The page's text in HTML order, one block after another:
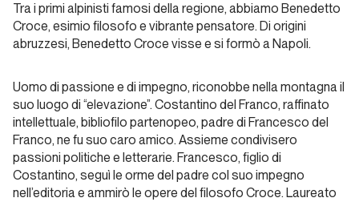
Multipitch
campane
Ischia,
isola
magica
Storia di
Copertina
Tra i primi alpinisti famosi della regione, abbiamo Benedetto
Croce, esimio filosofo e vibrante pensatore. Di origini
abruzzesi, Benedetto Croce visse e si formò a Napoli.
Uomo di passione e di impegno, riconobbe nella montagna il
suo luogo di “elevazione”. Costantino del Franco, raffinato
intellettuale, bibliofilo partenopeo, padre di Francesco del
Franco, ne fu suo caro amico. Assieme condivisero
passioni politiche e letterarie. Francesco, figlio di
Costantino, seguì le orme del padre col suo impegno
nell’editoria e ammirò le opere del filosofo Croce. Laureato